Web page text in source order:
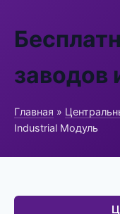
заводов
Главная »
Industrial Модуль